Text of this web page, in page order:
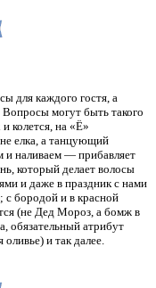
для каждого гостя, а
могут быть такого
колется, на «Ё»
елка, а танцующий
и наливаем — прибавляет
который делает волосы
и даже в праздник с нами
с бородой и в красной
(не Дед Мороз, а бомж в
обязательный атрибут
и так далее.